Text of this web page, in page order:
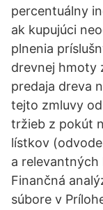
percentuálny
ak kupujúci
plnenia
drevnej hmoty
predaja dreva
tejto zmluvy
tržieb z pokút
lístkov
a
Finančná
súbore v